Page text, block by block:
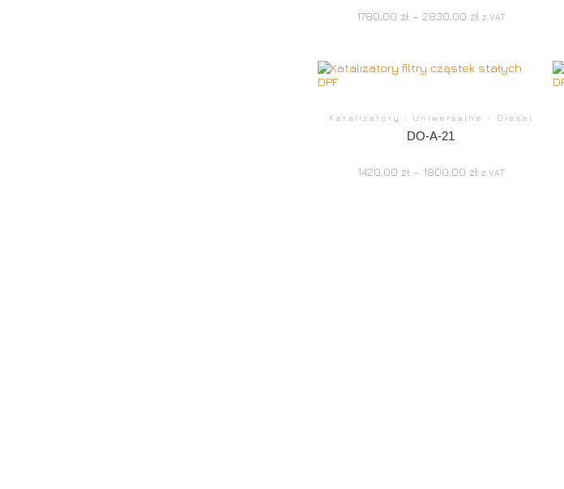
1780,00 zł – 2830,00 zł z VAT
Katalizatory / Uniwersalne - Diesel
DO-A-21
1420,00 zł – 1800,00 zł z VAT